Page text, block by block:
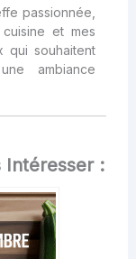
passionnée,
et mes
qui souhaitent
ambiance
Intéresser :